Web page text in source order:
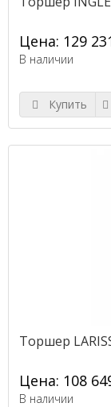
Цена: 129
В наличии
Купить
Торшер
Цена: 108
В наличии